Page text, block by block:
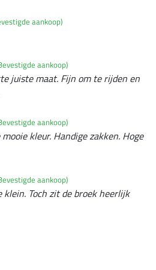
aankoop)
aankoop)
juiste maat. Fijn om te rijden en
aankoop)
kleur. Handige zakken. Hoge
aankoop)
Toch zit de broek heerlijk